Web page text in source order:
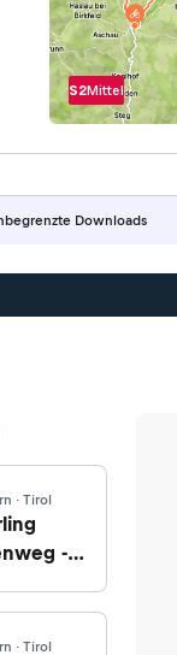
S2Mittel
Downloads
· Tirol
-
· Tirol